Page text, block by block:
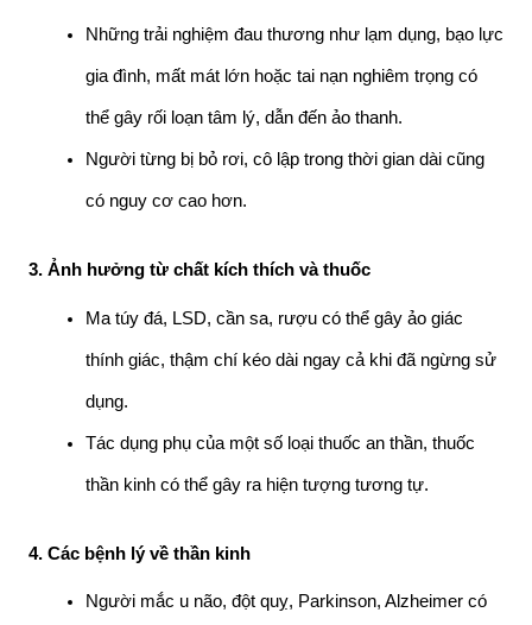
Những trải nghiệm đau thương như lạm dụng, bạo lực
gia đình, mất mát lớn hoặc tai nạn nghiêm trọng có
thể gây rối loạn tâm lý, dẫn đến ảo thanh.
Người từng bị bỏ rơi, cô lập trong thời gian dài cũng
có nguy cơ cao hơn.
3. Ảnh hưởng từ chất kích thích và thuốc
Ma túy đá, LSD, cần sa, rượu có thể gây ảo giác
thính giác, thậm chí kéo dài ngay cả khi đã ngừng sử
dụng.
Tác dụng phụ của một số loại thuốc an thần, thuốc
thần kinh có thể gây ra hiện tượng tương tự.
4. Các bệnh lý về thần kinh
Người mắc u não, đột quỵ, Parkinson, Alzheimer có